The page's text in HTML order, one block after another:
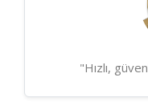
"Hızlı,